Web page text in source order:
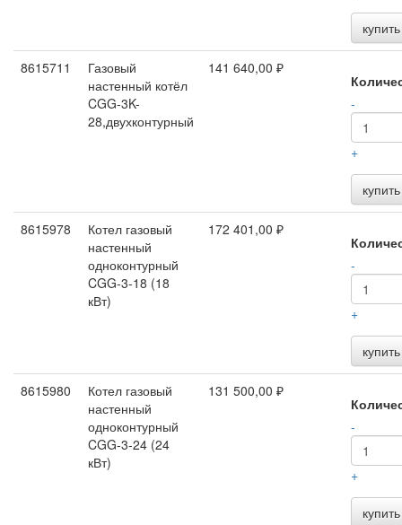
купить
8615711
Газовый
настенный котёл
CGG-3K-
28,двухконтурный
141 640,00 ₽
-
+
купить
8615978
Котел газовый
настенный
одноконтурный
CGG-3-18 (18
кВт)
172 401,00 ₽
-
+
купить
8615980
Котел газовый
настенный
одноконтурный
CGG-3-24 (24
кВт)
131 500,00 ₽
-
+
купить